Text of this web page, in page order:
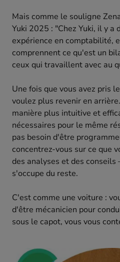
Mais comme le souligne
Yuki 2025 : "Chez Yuki, il y a
expérience en comptabilité,
comprennent ce qu'est un
ceux qui travaillent avec au
Une fois que vous avez pris
voulez plus revenir en
manière plus intuitive et
nécessaires pour le même
pas besoin d'être
concentrez-vous sur ce que
des analyses et des conseils
s'occupe du reste.
C'est comme une voiture :
d'être mécanicien pour
sous le capot, vous vous